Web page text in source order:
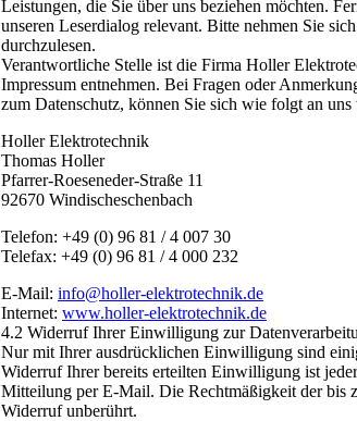
Leistungen, die Sie über uns beziehen möchten.
unseren Leserdialog relevant. Bitte nehmen Sie
durchzulesen.
Verantwortliche Stelle ist die Firma Holler
Impressum entnehmen. Bei Fragen oder
zum Datenschutz, können Sie sich wie folgt an uns
Holler Elektrotechnik
Thomas Holler
Pfarrer-Roeseneder-Straße 11
92670 Windischeschenbach
Telefon: +49 (0) 96 81 / 4 007 30
Telefax: +49 (0) 96 81 / 4 000 232
E-Mail: info@holler-elektrotechnik.de
Internet: www.holler-elektrotechnik.de
4.2 Widerruf Ihrer Einwilligung zur
Nur mit Ihrer ausdrücklichen Einwilligung sind
Widerruf Ihrer bereits erteilten Einwilligung ist
Mitteilung per E-Mail. Die Rechtmäßigkeit der bis
Widerruf unberührt.